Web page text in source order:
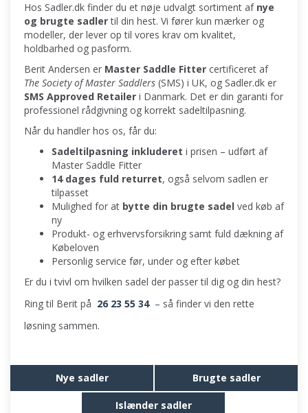
Hos Sadler.dk finder du et nøje udvalgt sortiment af nye
og brugte sadlertil din hest. Vi fører kun mærker og
modeller, der lever op til vores krav om kvalitet,
holdbarhed og pasform.
Berit Andersen er Master Saddle Fitter certificeret af
The Society of Master Saddlers (SMS) i UK, og Sadler.dk er
SMS Approved Retailer i Danmark. Det er din garanti for
professionel rådgivning og korrekt sadeltilpasning.
Når du handler hos os, får du:
Sadeltilpasning inkluderet i prisen – udført af
Master Saddle Fitter
14 dages fuld returret, også selvom sadlen er
tilpasset
Mulighed for at bytte din brugte sadel ved køb af
ny
Produkt- og erhvervsforsikring samt fuld dækning af
Købeloven
Personlig service før, under og efter købet
Er du i tvivl om hvilken sadel der passer til dig og din hest?
Ring til Berit på 26 23 55 34 – så finder vi den rette
løsning sammen.
Nye sadler Brugte sadler
Islænder sadler